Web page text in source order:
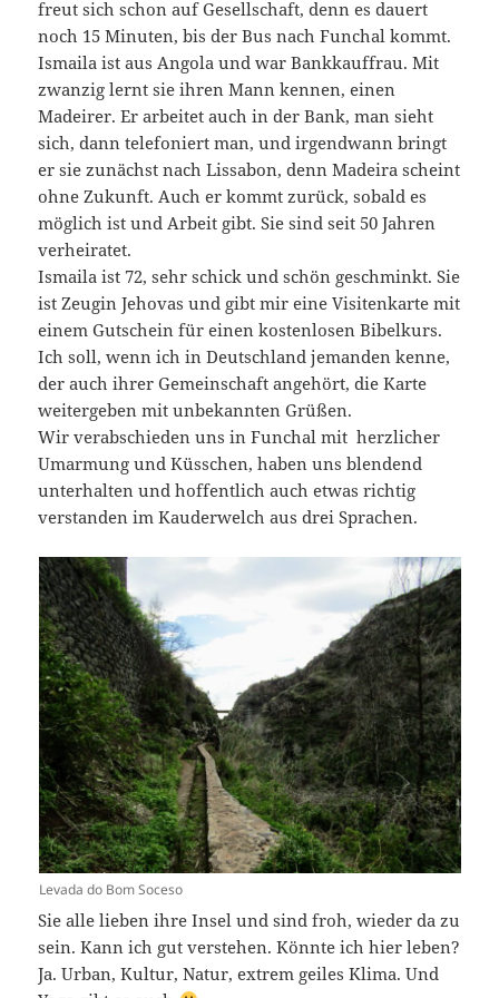
freut sich schon auf Gesellschaft, denn es dauert
noch 15 Minuten, bis der Bus nach Funchal kommt.
Ismaila ist aus Angola und war Bankkauffrau. Mit
zwanzig lernt sie ihren Mann kennen, einen
Madeirer. Er arbeitet auch in der Bank, man sieht
sich, dann telefoniert man, und irgendwann bringt
er sie zunächst nach Lissabon, denn Madeira scheint
ohne Zukunft. Auch er kommt zurück, sobald es
möglich ist und Arbeit gibt. Sie sind seit 50 Jahren
verheiratet.
Ismaila ist 72, sehr schick und schön geschminkt. Sie
ist Zeugin Jehovas und gibt mir eine Visitenkarte mit
einem Gutschein für einen kostenlosen Bibelkurs.
Ich soll, wenn ich in Deutschland jemanden kenne,
der auch ihrer Gemeinschaft angehört, die Karte
weitergeben mit unbekannten Grüßen.
Wir verabschieden uns in Funchal mit herzlicher
Umarmung und Küsschen, haben uns blendend
unterhalten und hoffentlich auch etwas richtig
verstanden im Kauderwelch aus drei Sprachen.
Levada do Bom Soceso
Sie alle lieben ihre Insel und sind froh, wieder da zu
sein. Kann ich gut verstehen. Könnte ich hier leben?
Ja. Urban, Kultur, Natur, extrem geiles Klima. Und